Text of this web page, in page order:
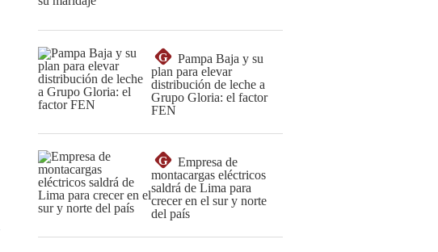
G
Pampa Baja y su
plan para elevar
distribución de leche a
Grupo Gloria: el factor
FEN
G
Empresa de
montacargas eléctricos
saldrá de Lima para
crecer en el sur y norte
del país